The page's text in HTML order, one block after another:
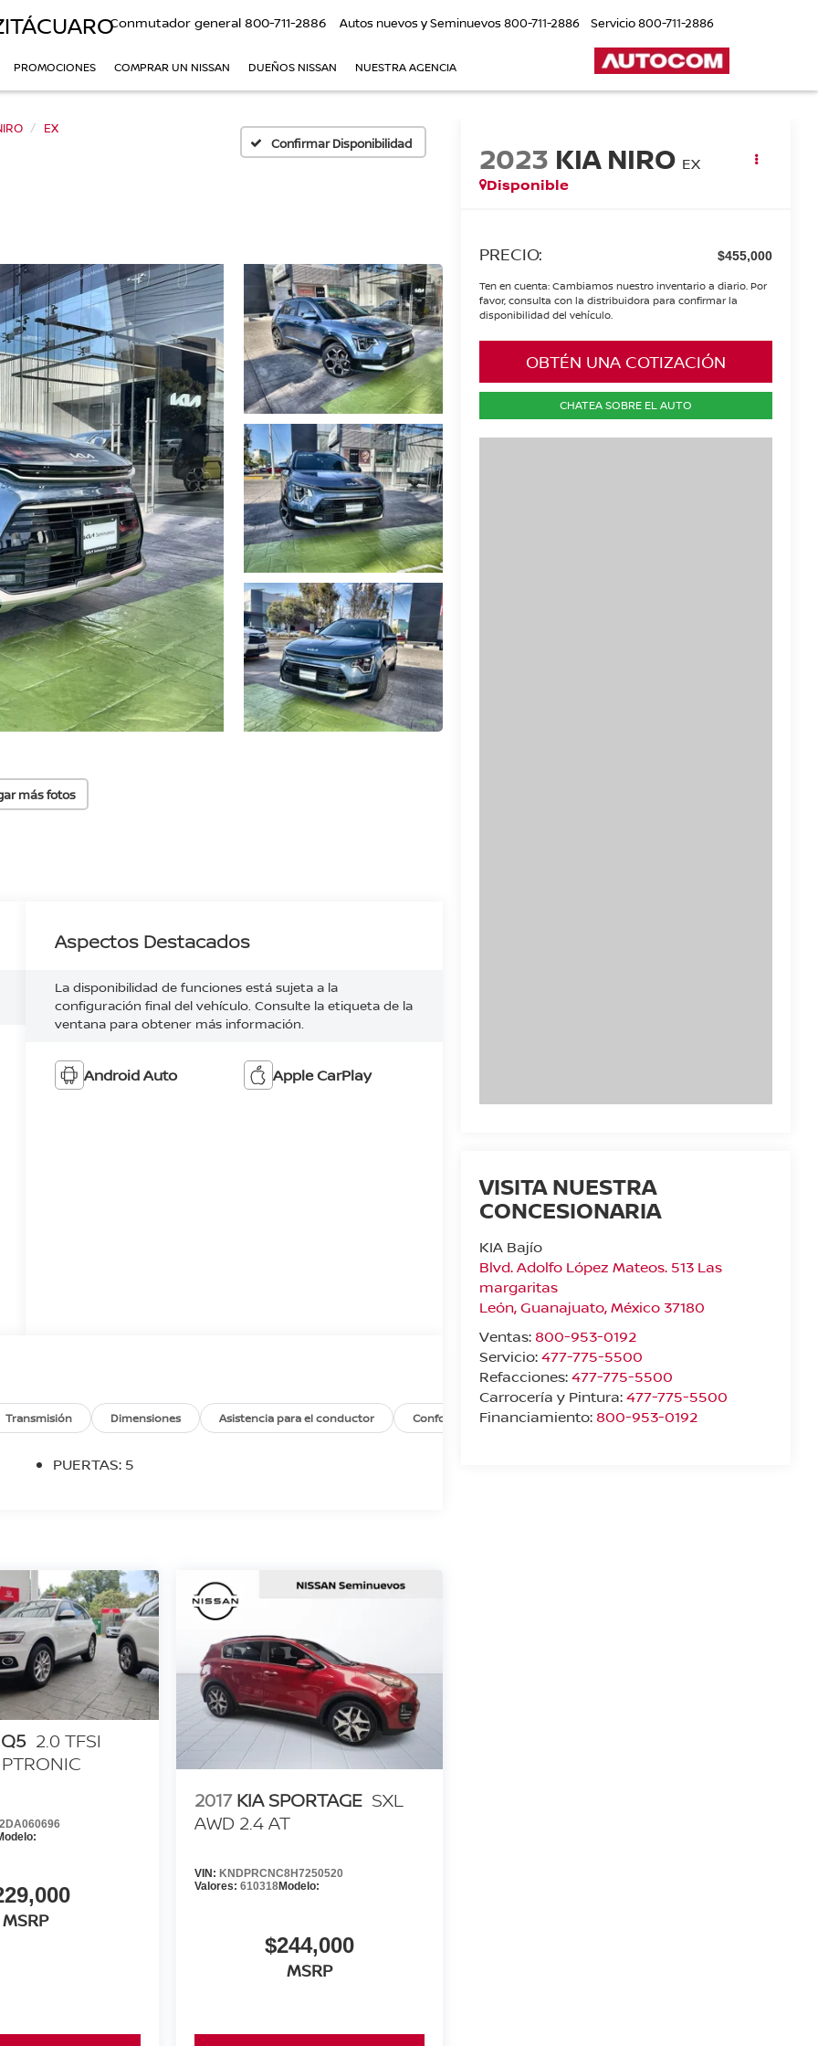
Conmutador general 800-711-2886 Autos nuevos y Seminuevos800-711-2886 Servicio800-711-2886
PROMOCIONES COMPRAR UN NISSAN DUEÑOS NISSAN NUESTRA AGENCIA
EX
Confirmar Disponibilidad
más fotos
2023 KIA NIRO EX
Disponible
PRECIO: $455,000
Ten en cuenta: Cambiamos nuestro inventario a diario. Por
favor, consulta con la distribuidora para confirmar la
disponibilidad del vehículo.
OBTÉN UNA COTIZACIÓN
CHATEA SOBRE EL AUTO
VISITA NUESTRA
CONCESIONARIA
KIA Bajío
Blvd. Adolfo López Mateos. 513 Las
margaritas
León,Guanajuato, México 37180
Ventas: 800-953-0192
Servicio:477-775-5500
Refacciones:477-775-5500
Carrocería y Pintura:477-775-5500
Financiamiento: 800-953-0192
Aspectos Destacados
La disponibilidad de funciones está sujeta a la
configuración final del vehículo. Consulte la etiqueta de la
ventana para obtener más información.
Android Auto Apple CarPlay
Transmisión Dimensiones Asistencia para el conductor Confort y conveniencia Exterior Infoentretenimiento
PUERTAS: 5
2.0 TFSI
MSRP
2017 KIA SPORTAGE SXL
AWD 2.4 AT
VIN: KNDPRCNC8H7250520
Valores:610318Modelo:
$244,000
MSRP